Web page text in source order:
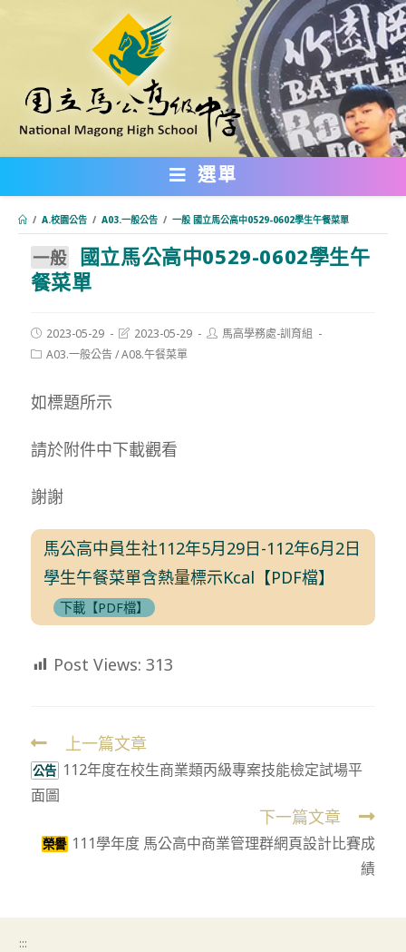
內
選單
/ A.校園公告 / A03.一般公告 / 一般 國立馬公高中0529-0602學生午餐菜單
一般
國立馬公高中0529-0602學生午
餐菜單
Post
published:
2023-05-29
Post
modified:
2023-05-29
Post馬高學務處-訓育組
PostA03.一般公告/A08.午餐菜單
如標題所示
請於附件中下載觀看
謝謝
馬公高中員生社112年5月29日-112年6月2日
學生午餐菜單含熱量標示Kcal【PDF檔】
下載【PDF檔】
Post Views: 313
Read
more
articles
上一篇文章
公告 112年度在校生商業類丙級專案技能檢定試場平
面圖
下一篇文章
榮譽 111學年度 馬公高中商業管理群網頁設計比賽成
績
:::